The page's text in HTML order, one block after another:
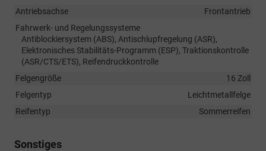
Antriebsachse
Frontantrieb
Fahrwerk- und Regelungssysteme
Antiblockiersystem (ABS), Antischlupfregelung (ASR),
Elektronisches Stabilitäts-Programm (ESP), Traktionskontrolle
(ASR/CTS/ETS), Reifendruckkontrolle
Felgengröße
16 Zoll
Felgentyp
Leichtmetallfelge
Reifentyp
Sommerreifen
Sonstiges